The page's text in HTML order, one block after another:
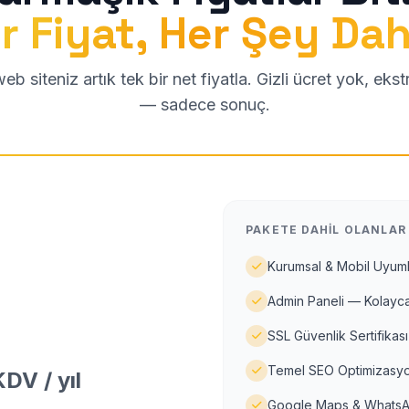
Fiyat, Her Şey
siteniz artık tek bir net fiyatla. Gizli ücret yok,
— sadece sonuç.
/ yıl
PAKETE DAHIL OLANLAR
Kurumsal & Mobil
Admin Paneli —
SSL Güvenlik Sertifikası
Temel SEO
Google Maps &